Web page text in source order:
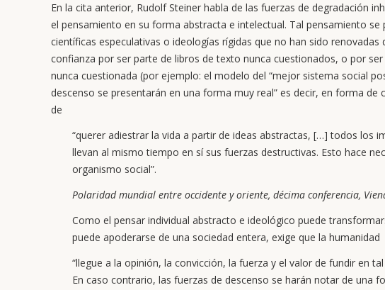
En la cita anterior, Rudolf Steiner habla de las fuerzas de degradación
el pensamiento en su forma abstracta e intelectual. Tal pensamiento
científicas especulativas o ideologías rígidas que no han sido
confianza por ser parte de libros de texto nunca cuestionados, o por
nunca cuestionada (por ejemplo: el modelo del “mejor sistema social
descenso se presentarán en una forma muy real” es decir, en forma de
de
“querer adiestrar la vida a partir de ideas abstractas, […] todos los
llevan al mismo tiempo en sí sus fuerzas destructivas. Esto hace
organismo social”.
Polaridad mundial entre occidente y oriente, décima conferencia,
Como el pensar individual abstracto e ideológico puede
puede apoderarse de una sociedad entera, exige que la humanidad
“llegue a la opinión, la convicción, la fuerza y el valor de fundir en
En caso contrario, las fuerzas de descenso se harán notar de una